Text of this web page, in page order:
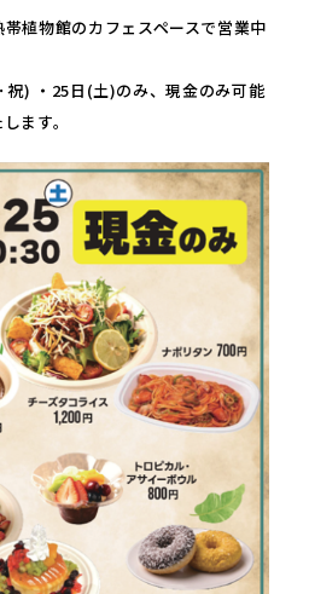
植物館のカフェスペースで営業中
) ・25日(土)のみ、現金のみ可能
ます。